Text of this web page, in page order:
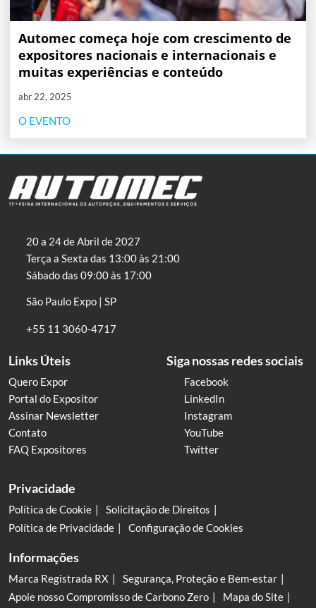
Automec começa hoje com crescimento de
expositores nacionais e internacionais e
muitas experiências e conteúdo
abr 22, 2025
O EVENTO
20 a 24 de Abril de 2027
Terça a Sexta das 13:00 às 21:00
Sábado das 09:00 às 17:00
São Paulo Expo | SP
+55 11 3060-4717
Links Úteis
Quero Expor
Portal do Expositor
Assinar Newsletter
Contato
FAQ Expositores
Siga nossas redes sociais
Facebook
LinkedIn
Instagram
YouTube
Twitter
Privacidade
Política de Cookie
Solicitação de Direitos
Política de Privacidade
Configuração de Cookies
Informações
Marca Registrada RX
Segurança, Proteção e Bem-estar
Apoie nosso Compromisso de Carbono Zero
Mapa do Site